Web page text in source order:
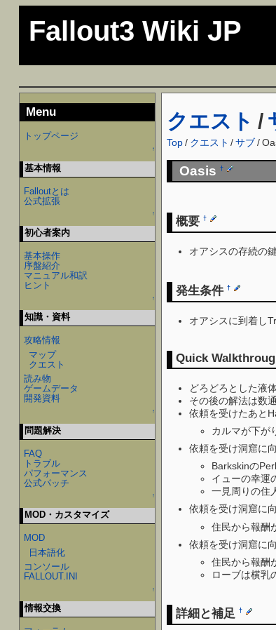
Fallout3 Wiki JP
クエスト /
Top / クエスト / サブ/
Oasis †
概要 †
オアシスの存続の
発生条件 †
オアシスに到着し
Quick
どろどろとした液
その後の解法は数
依頼を受けたあと
カルマが下が
依頼を受け洞窟に
Barkskinの
イューの幸運
一見周りの住
依頼を受け洞窟に
住民から報酬
依頼を受け洞窟に
住民から報酬
ローブは横乳
詳細と補足 †
Menu
トップページ
↑
基本情報
Falloutとは
公式拡張
↑
初心者案内
基本操作
序盤紹介
マニュアル和訳
ヒント
↑
知識・資料
攻略情報
マップ
クエスト
読み物
ゲームデータ
開発資料
↑
問題解決
FAQ
トラブル
パフォーマンス
公式パッチ
↑
MOD・カスタマイズ
MOD
日本語化
コンソール
FALLOUT.INI
↑
情報交換